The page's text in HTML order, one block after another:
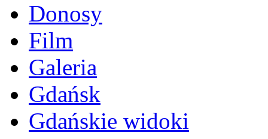
Donosy
Film
Galeria
Gdańsk
Gdańskie widoki